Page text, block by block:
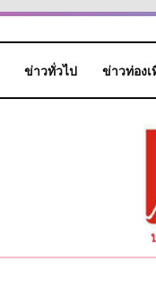
ข่าวทั่วไป ข่าวท่องเ